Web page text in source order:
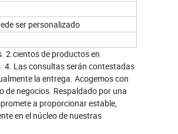
ser personalizado
2.cientos de productos en
4. Las consultas serán contestadas
la entrega. Acogemos con
de negocios. Respaldado por una
a proporcionar estable,
en el núcleo de nuestras